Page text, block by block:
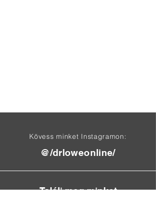
Kövess minket Instagramon:
@/drloweonline/
Találj meg minket